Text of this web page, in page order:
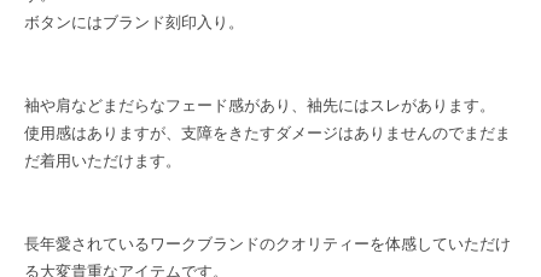
ボタンにはブランド刻印入り。
袖や肩などまだらなフェード感があり、袖先にはスレがあります。
使用感はありますが、支障をきたすダメージはありませんのでまだま
だ着用いただけます。
長年愛されているワークブランドのクオリティーを体感していただけ
る大変貴重なアイテムです。